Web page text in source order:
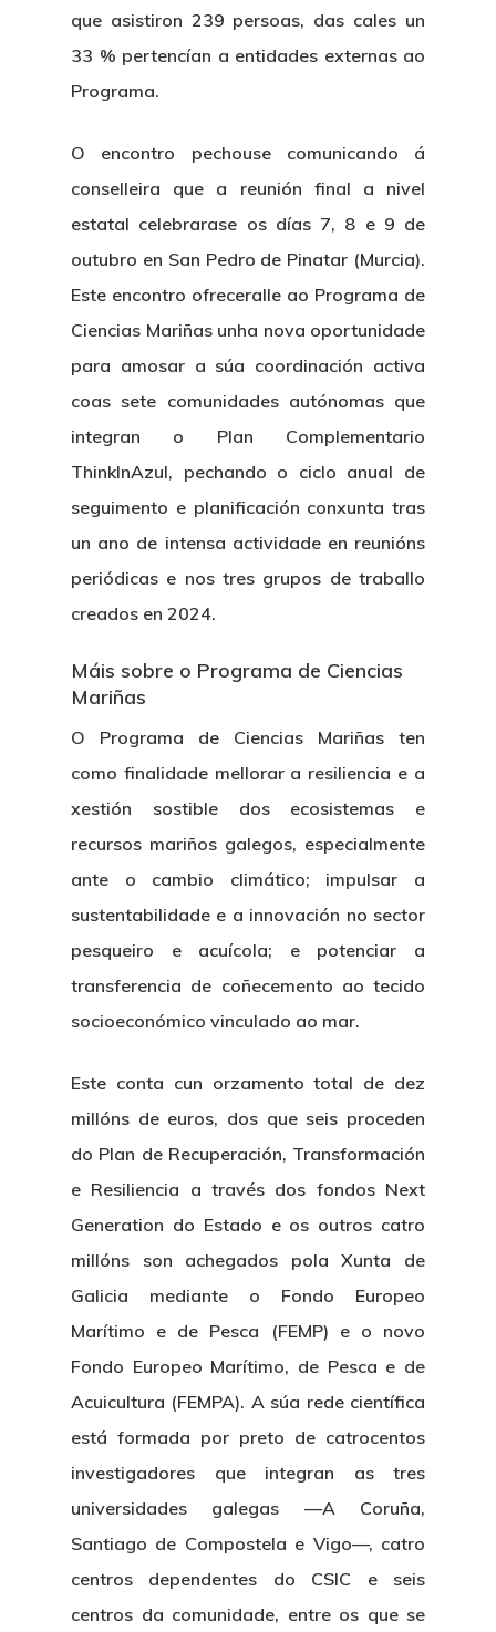
que asistiron 239 persoas, das cales un
33 % pertencían a entidades externas ao
Programa.
O encontro pechouse comunicando á
conselleira que a reunión final a nivel
estatal celebrarase os días 7, 8 e 9 de
outubro en San Pedro de Pinatar (Murcia).
Este encontro ofreceralle ao Programa de
Ciencias Mariñas unha nova oportunidade
para amosar a súa coordinación activa
coas sete comunidades autónomas que
integran o Plan Complementario
ThinkInAzul, pechando o ciclo anual de
seguimento e planificación conxunta tras
un ano de intensa actividade en reunións
periódicas e nos tres grupos de traballo
creados en 2024.
Máis sobre o Programa de Ciencias
Mariñas
O Programa de Ciencias Mariñas ten
como finalidade mellorar a resiliencia e a
xestión sostible dos ecosistemas e
recursos mariños galegos, especialmente
ante o cambio climático; impulsar a
sustentabilidade e a innovación no sector
pesqueiro e acuícola; e potenciar a
transferencia de coñecemento ao tecido
socioeconómico vinculado ao mar.
Este conta cun orzamento total de dez
millóns de euros, dos que seis proceden
do Plan de Recuperación, Transformación
e Resiliencia a través dos fondos Next
Generation do Estado e os outros catro
millóns son achegados pola Xunta de
Galicia mediante o Fondo Europeo
Marítimo e de Pesca (FEMP) e o novo
Fondo Europeo Marítimo, de Pesca e de
Acuicultura (FEMPA). A súa rede científica
está formada por preto de catrocentos
investigadores que integran as tres
universidades galegas —A Coruña,
Santiago de Compostela e Vigo—, catro
centros dependentes do CSIC e seis
centros da comunidade, entre os que se